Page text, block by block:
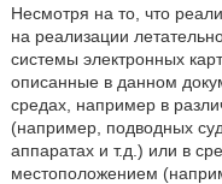
Несмотря на то, что
на реализации
системы электронных
описанные в данном
средах, например в
(например, подводных
аппаратах и т.д.) или в
местоположением